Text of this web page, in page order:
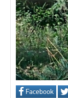
Facebook